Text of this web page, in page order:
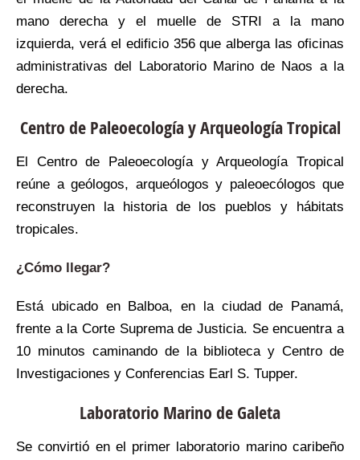
mano derecha y el muelle de STRI a la mano
izquierda, verá el edificio 356 que alberga las oficinas
administrativas del Laboratorio Marino de Naos a la
derecha.
Centro de Paleoecología y Arqueología Tropical
El Centro de Paleoecología y Arqueología Tropical
reúne a geólogos, arqueólogos y paleoecólogos que
reconstruyen la historia de los pueblos y hábitats
tropicales.
¿Cómo llegar?
Está ubicado en Balboa, en la ciudad de Panamá,
frente a la Corte Suprema de Justicia. Se encuentra a
10 minutos caminando de la biblioteca y Centro de
Investigaciones y Conferencias Earl S. Tupper.
Laboratorio Marino de Galeta
Se convirtió en el primer laboratorio marino caribeño